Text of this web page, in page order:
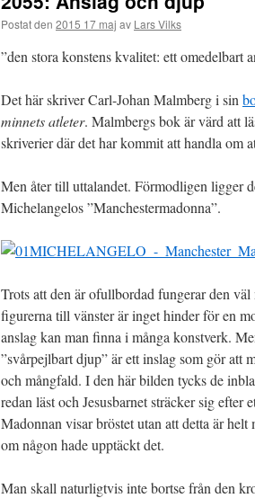
Postat den 2015 17 maj av Lars Vilks
”den stora konstens kvalitet: ett omedelbart
Det här skriver Carl-Johan Malmberg i sin
minnets atleter. Malmbergs bok är värd att
skriverier där det har kommit att handla om
Men åter till uttalandet. Förmodligen ligger
Michelangelos ”Manchestermadonna”.
Trots att den är ofullbordad fungerar den
figurerna till vänster är inget hinder för en
anslag kan man finna i många konstverk.
”svårpejlbart djup” är ett inslag som gör att
och mångfald. I den här bilden tycks de
redan läst och Jesusbarnet sträcker sig
Madonnan visar bröstet utan att detta är
om någon hade upptäckt det.
Man skall naturligtvis inte bortse från den